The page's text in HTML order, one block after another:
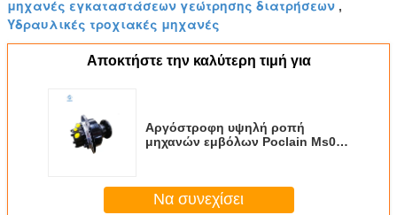
μηχανές εγκαταστάσεων γεώτρησης διατρήσεων ,
Υδραυλικές τροχιακές μηχανές
Αποκτήστε την καλύτερη τιμή για
Αργόστροφη υψηλή ροπή
μηχανών εμβόλων Poclain Ms08
Να συνεχίσει